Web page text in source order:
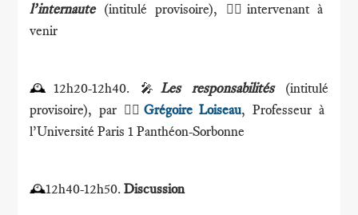
l’internaute (intitulé provisoire), 🕴🏻 intervenant à
venir
🕰12h20-12h40. 🎤Les responsabilités(intitulé
provisoire), par 🕴🏻 Grégoire Loiseau, Professeur à
l’Université Paris 1 Panthéon-Sorbonne
🕰12h40-12h50.Discussion